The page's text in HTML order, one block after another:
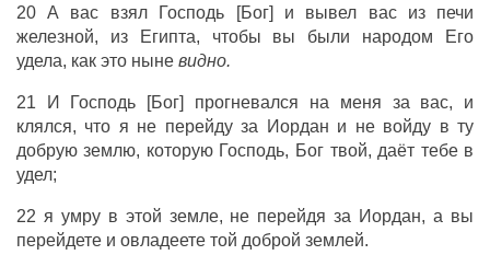
20 А вас взял Господь [Бог] и вывел вас из печи
железной, из Египта, чтобы вы были народом Его
удела, как это ныне видно.
21 И Господь [Бог] прогневался на меня за вас, и
клялся, что я не перейду за Иордан и не войду в ту
добрую землю, которую Господь, Бог твой, даёт тебе в
удел;
22 я умру в этой земле, не перейдя за Иордан, а вы
перейдете и овладеете той доброй землей.